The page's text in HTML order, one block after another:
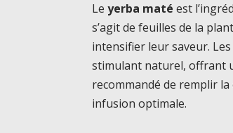
Leyerba maté est
s’agit de feuilles de la
intensifier leur saveur.
stimulant naturel, offrant
recommandé de remplir
infusion optimale.